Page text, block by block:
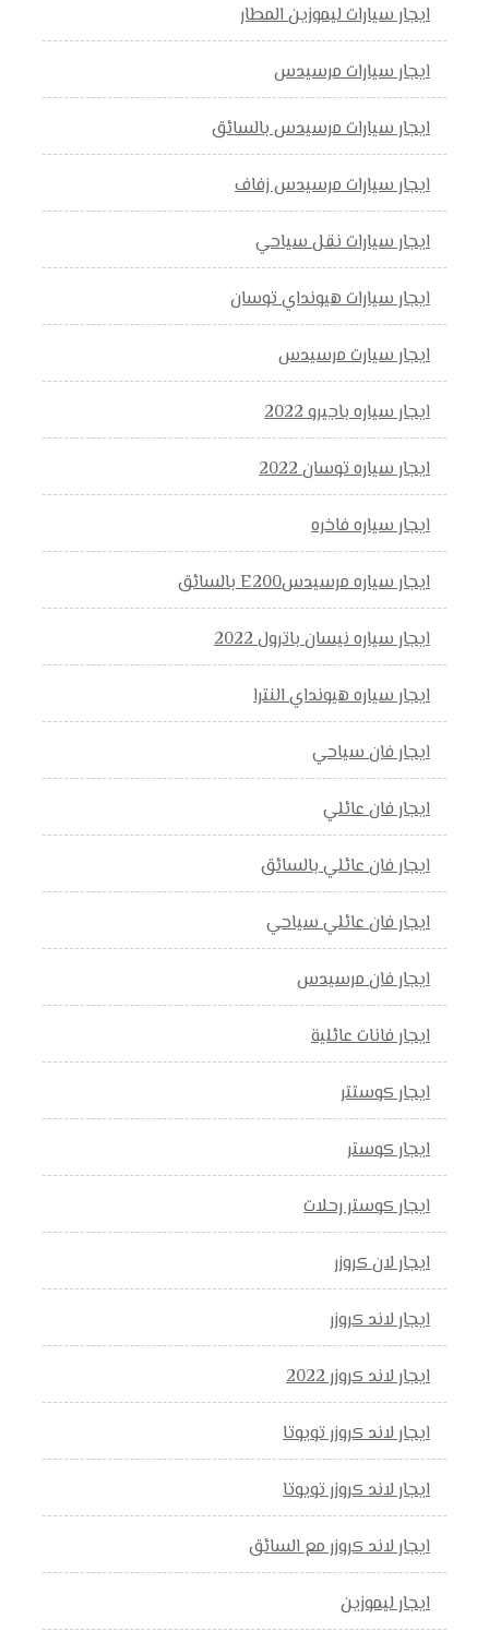
ايجار سيارات ليموزين المطار
ايجار سيارات مرسيدس
ايجار سيارات مرسيدس بالسائق
ايجار سيارات مرسيدس زفاف
ايجار سيارات نقل سياحي
ايجار سيارات هيونداي توسان
ايجار سيارت مرسيدس
ايجار سياره باجيرو 2022
ايجار سياره توسان 2022
ايجار سياره فاخره
ايجار سياره مرسيدسE200 بالسائق
ايجار سياره نيسان باترول 2022
ايجار سياره هيونداي النترا
ايجار فان سياحي
ايجار فان عائلي
ايجار فان عائلي بالسائق
ايجار فان عائلي سياحي
ايجار فان مرسيدس
ايجار فانات عائلية
ايجار كوستتر
ايجار كوستر
ايجار كوستر رحلات
ايجار لان كروزر
ايجار لاند كروزر
ايجار لاند كروزر 2022
ايجار لاند كروزر تويوتا
ايجار لاند كروزر تويوتا
ايجار لاند كروزر مع السائق
ايجار ليموزين